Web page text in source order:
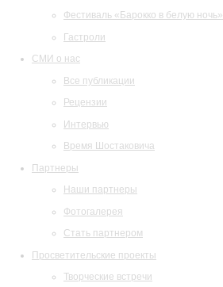
Фестиваль «Барокко в белую ночь»
Гастроли
СМИ о нас
Все публикации
Рецензии
Интервью
Время Шостаковича
Партнеры
Наши партнеры
Фотогалерея
Стать партнером
Просветительские проекты
Творческие встречи